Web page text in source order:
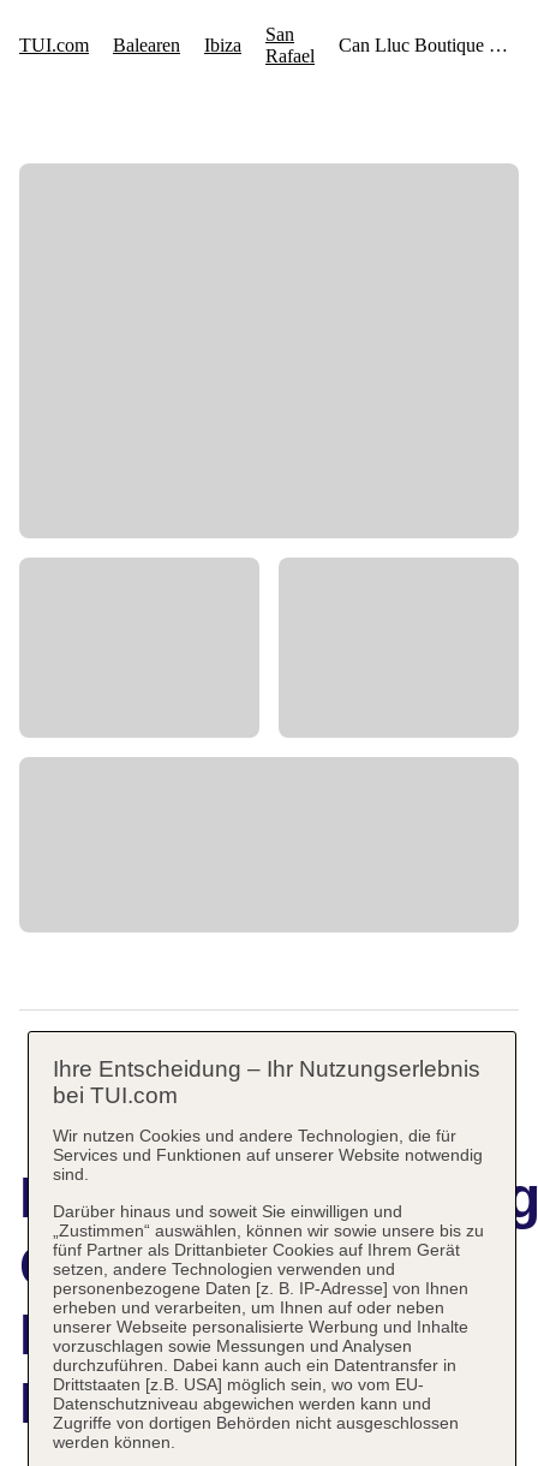
Can Lluc
Boutique Country
Hotel & Villas
Ihre Entscheidung – Ihr Nutzungserlebnis
bei TUI.com
Wir nutzen Cookies und andere Technologien, die für
Services und Funktionen auf unserer Website notwendig
sind.
Darüber hinaus und soweit Sie einwilligen und
„Zustimmen“ auswählen, können wir sowie unsere bis zu
fünf Partner als Drittanbieter Cookies auf Ihrem Gerät
setzen, andere Technologien verwenden und
personenbezogene Daten [z. B. IP-Adresse] von Ihnen
erheben und verarbeiten, um Ihnen auf oder neben
unserer Webseite personalisierte Werbung und Inhalte
vorzuschlagen sowie Messungen und Analysen
durchzuführen. Dabei kann auch ein Datentransfer in
Drittstaaten [z.B. USA] möglich sein, wo vom EU-
Datenschutzniveau abgewichen werden kann und
Zugriffe von dortigen Behörden nicht ausgeschlossen
werden können.